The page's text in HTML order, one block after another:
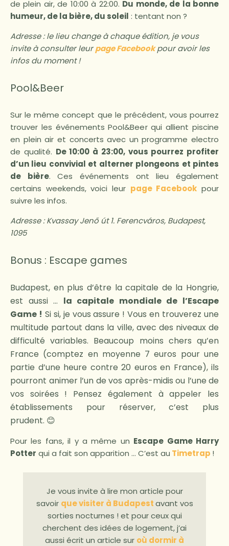
de plein air, de 10:00 à 22:00. Du monde, de la bonne
humeur, de la bière, du soleil : tentant non ?
Adresse : le lieu change à chaque édition, je vous
invite à consulter leurpage Facebookpour avoir les
infos du moment !
Pool&Beer
Sur le même concept que le précédent, vous pourrez
trouver les événements Pool&Beer qui allient piscine
en plein air et concerts avec un programme electro
de qualité. De 10:00 à 23:00, vous pourrez profiter
d’un lieu convivial et alterner plongeons et pintes
de bière. Ces événements ont lieu également
certains weekends, voici leur page Facebook pour
suivre les infos.
Adresse : Kvassay Jenő út 1. Ferencváros, Budapest,
1095
Bonus : Escape games
Budapest, en plus d’être la capitale de la Hongrie,
est aussi … la capitale mondiale de l’Escape
Game ! Si si, je vous assure ! Vous en trouverez une
multitude partout dans la ville, avec des niveaux de
difficulté variables. Beaucoup moins chers qu’en
France (comptez en moyenne 7 euros pour une
partie d’une heure contre 20 euros en France), ils
pourront animer l’un de vos après-midis ou l’une de
vos soirées ! Pensez également à appeler les
établissements pour réserver, c’est plus
prudent. 😊
Pour les fans, il y a même un Escape Game Harry
Potter qui a fait son apparition … C’est au Timetrap !
Je vous invite à lire mon article pour
savoir que visiter à Budapestavant vos
sorties nocturnes ! et pour ceux qui
cherchent des idées de logement, j’ai
aussi écrit un article sur où dormir à